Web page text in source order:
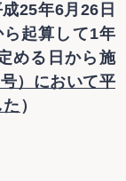
25年6月26日
起算して1年
める日から施
）において平
）